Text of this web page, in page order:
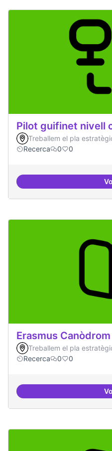
Pilot guifinet nivell
Treballem el pla
Recerca
0 0
Erasmus Canòdrom
Treballem el pla
Recerca
0 0